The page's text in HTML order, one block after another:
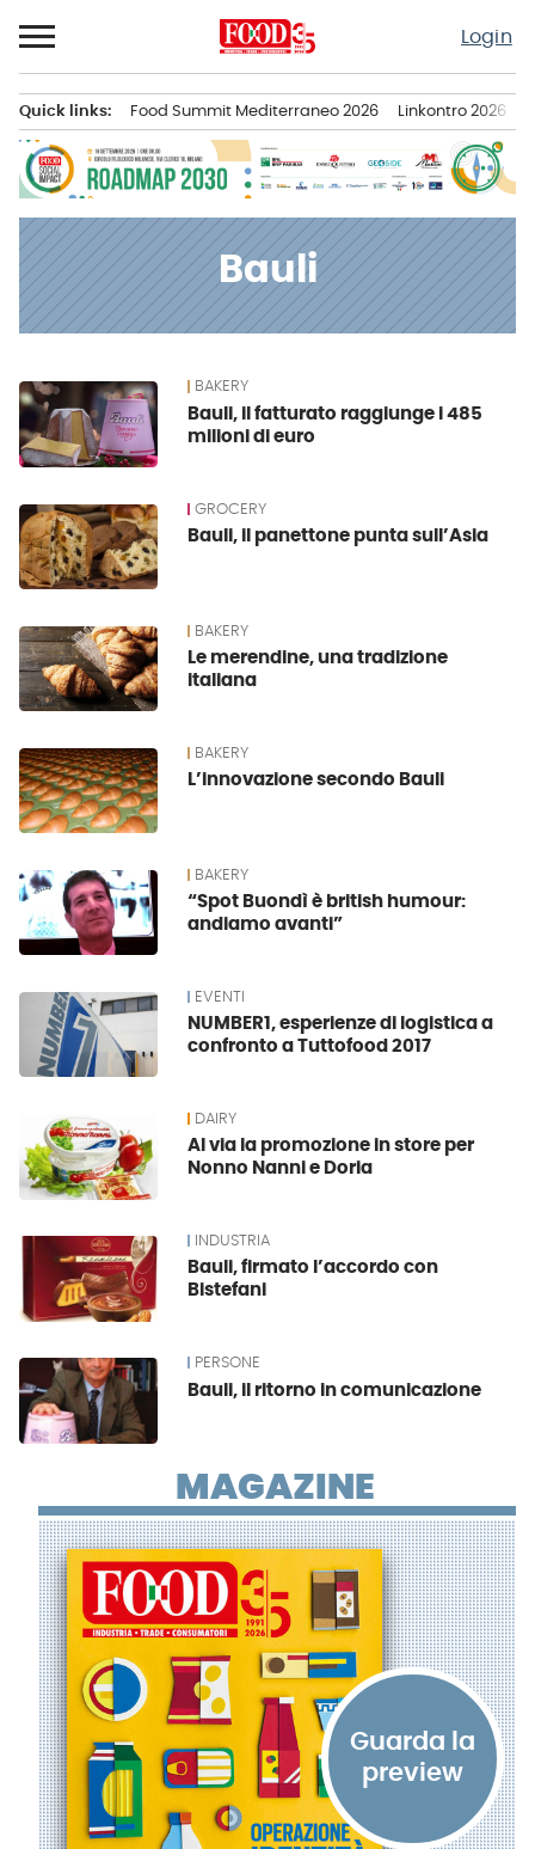
al
contenuto
Login
principale
Quick links: Food Summit Mediterraneo 2026 Linkontro 2026
Bauli
News BAKERY
Bauli, il fatturato raggiunge i 485
milioni di euro
GROCERY
Bauli, il panettone punta sull’Asia
BAKERY
Le merendine, una tradizione
italiana
BAKERY
L’innovazione secondo Bauli
BAKERY
“Spot Buondì è british humour:
andiamo avanti”
EVENTI
NUMBER1, esperienze di logistica a
confronto a Tuttofood 2017
DAIRY
Al via la promozione in store per
Nonno Nanni e Doria
INDUSTRIA
Bauli, firmato l’accordo con
Bistefani
PERSONE
Bauli, il ritorno in comunicazione
MAGAZINE